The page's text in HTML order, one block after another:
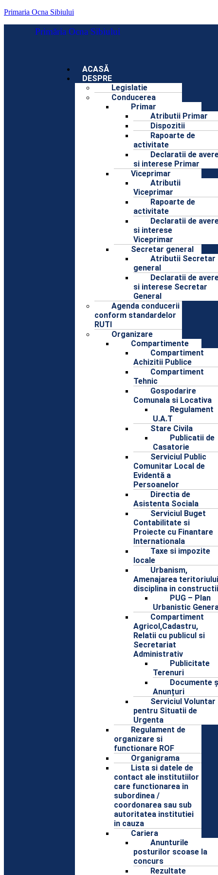
Primaria Ocna Sibiului
Primăria Ocna Sibiului
ACASĂ
DESPRE
Legislatie
Conducerea
Primar
Atributii Primar
Dispozitii
Rapoarte de
activitate
Declaratii de
si interese Primar
Viceprimar
Atributii
Viceprimar
Rapoarte de
activitate
Declaratii de
si interese
Viceprimar
Secretar general
Atributii Secretar
general
Declaratii de
si interese Secretar
General
Agenda conducerii
conform standardelor
RUTI
Organizare
Compartimente
Compartiment
Achizitii Publice
Compartiment
Tehnic
Gospodarire
Comunala si Locativa
Regulament
U.A.T
Stare Civila
Publicatii de
Casatorie
Serviciul Public
Comunitar Local de
Evidentă a
Persoanelor
Directia de
Asistenta Sociala
Serviciul Buget
Contabilitate si
Proiecte cu Finantare
Internationala
Taxe si impozite
locale
Urbanism,
Amenajarea
disciplina in
PUG – Plan
Urbanistic
Compartiment
Agricol,Cadastru,
Relatii cu publicul si
Secretariat
Administrativ
Publicitate
Terenuri
Documente
Anunțuri
Serviciul Voluntar
pentru Situatii de
Urgenta
Regulament de
organizare si
functionare ROF
Organigrama
Lista si datele de
contact ale institutiilor
care functionarea in
subordinea /
coordonarea sau sub
autoritatea institutiei
in cauza
Cariera
Anunturile
posturilor scoase la
concurs
Rezultate